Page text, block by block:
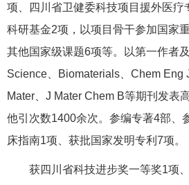
项、四川省卫健委科技项目援外医疗
科研基金2项，以项目骨干参加国家
其他国家级课题6项等。以第一作者
Science、Biomaterials、Chem Eng
Mater、J Mater Chem B等期刊发表
他引次数1400余次。参编专著4部、
床指南1项、获批国家发明专利7项。
获四川省科技进步奖一等奖1项